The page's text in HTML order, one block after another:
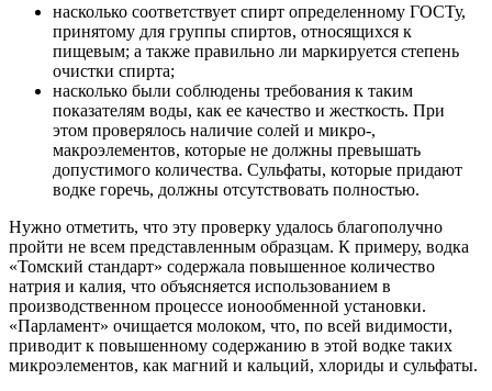
насколько соответствует спирт определенному ГОСТу,
принятому для группы спиртов, относящихся к
пищевым; а также правильно ли маркируется степень
очистки спирта;
насколько были соблюдены требования к таким
показателям воды, как ее качество и жесткость. При
этом проверялось наличие солей и микро-,
макроэлементов, которые не должны превышать
допустимого количества. Сульфаты, которые придают
водке горечь, должны отсутствовать полностью.
Нужно отметить, что эту проверку удалось благополучно
пройти не всем представленным образцам. К примеру, водка
«Томский стандарт» содержала повышенное количество
натрия и калия, что объясняется использованием в
производственном процессе ионообменной установки.
«Парламент» очищается молоком, что, по всей видимости,
приводит к повышенному содержанию в этой водке таких
микроэлементов, как магний и кальций, хлориды и сульфаты.